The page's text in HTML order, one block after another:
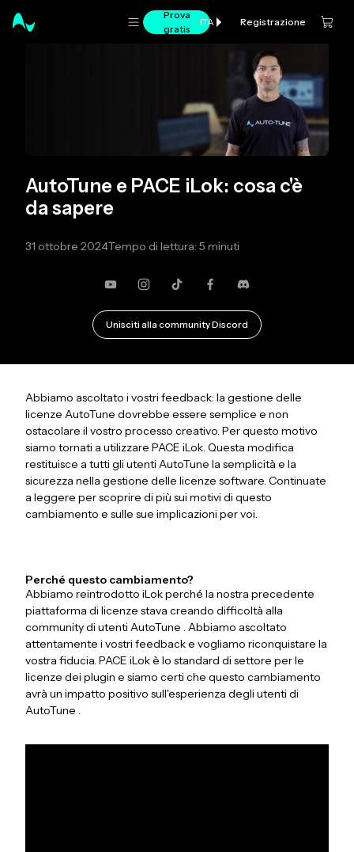
Prova
gratis
ITA Registrazione
AutoTune e PACE iLok: cosa c'è
da sapere
31 ottobre 2024Tempo di lettura: 5 minuti
YouTubeInstagram
TikTokFacebook
Discordia
Unisciti alla community Discord
Abbiamo ascoltato i vostri feedback: la gestione delle
licenze AutoTune dovrebbe essere semplice e non
ostacolare il vostro processo creativo. Per questo motivo
siamo tornati a utilizzare PACE iLok. Questa modifica
restituisce a tutti gli utenti AutoTune la semplicità e la
sicurezza nella gestione delle licenze software. Continuate
a leggere per scoprire di più sui motivi di questo
cambiamento e sulle sue implicazioni per voi.
Perché questo cambiamento?
Abbiamo reintrodotto iLok perché la nostra precedente
piattaforma di licenze stava creando difficoltà alla
community di utenti AutoTune . Abbiamo ascoltato
attentamente i vostri feedback e vogliamo riconquistare la
vostra fiducia. PACE iLok è lo standard di settore per le
licenze dei plugin e siamo certi che questo cambiamento
avrà un impatto positivo sull'esperienza degli utenti di
AutoTune .